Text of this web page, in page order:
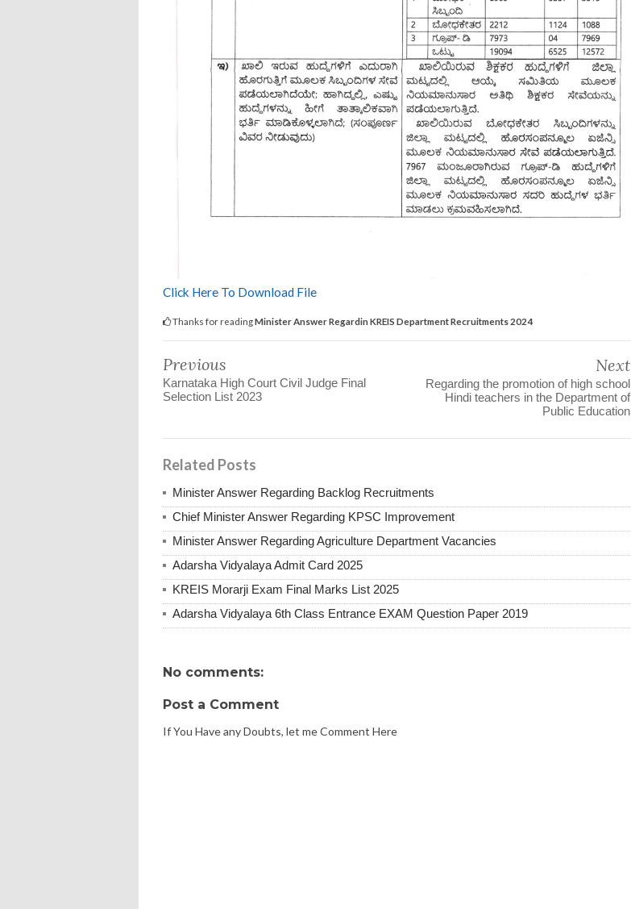
Click Here To Download File
Thanks for readingMinister Answer Regardin KREIS Department Recruitments 2024
Previous
Karnataka High Court Civil Judge Final
Selection List 2023
Next
Regarding the promotion of high school
Hindi teachers in the Department of
Public Education
Related Posts
Minister Answer Regarding Backlog Recruitments
Chief Minister Answer Regarding KPSC Improvement
Minister Answer Regarding Agriculture Department Vacancies
Adarsha Vidyalaya Admit Card 2025
KREIS Morarji Exam Final Marks List 2025
Adarsha Vidyalaya 6th Class Entrance EXAM Question Paper 2019
No comments:
Post a Comment
If You Have any Doubts, let me Comment Here